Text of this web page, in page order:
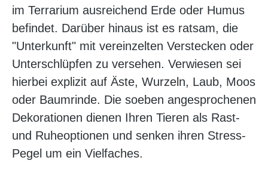
im Terrarium ausreichend Erde oder Humus
befindet. Darüber hinaus ist es ratsam, die
"Unterkunft" mit vereinzelten Verstecken oder
Unterschlüpfen zu versehen. Verwiesen sei
hierbei explizit auf Äste, Wurzeln, Laub, Moos
oder Baumrinde. Die soeben angesprochenen
Dekorationen dienen Ihren Tieren als Rast-
und Ruheoptionen und senken ihren Stress-
Pegel um ein Vielfaches.